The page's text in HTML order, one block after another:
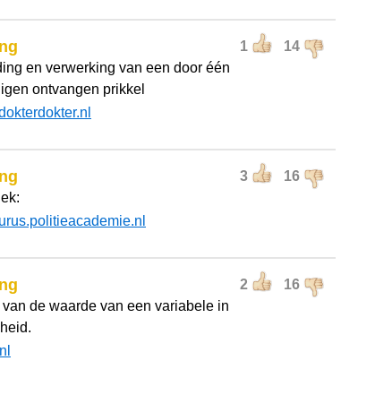
1 14
en verwerking van een door één
ontvangen prikkel
3 16
2 16
de waarde van een variabele in